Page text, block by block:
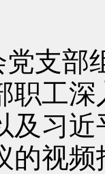
支部
职工
及习
的视